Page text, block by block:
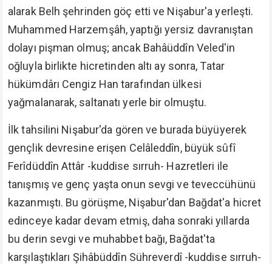
alarak Belh şehrinden göç etti ve Nişabur'a yerleşti.
Muhammed Harzemşâh, yaptığı yersiz davranıştan
dolayı pişman olmuş; ancak Bahâüddîn Veled'in
oğluyla birlikte hicretinden altı ay sonra, Tatar
hükümdârı Cengiz Han tarafından ülkesi
yağmalanarak, saltanatı yerle bir olmuştu.
İlk tahsilini Nişabur'da gören ve burada büyüyerek
gençlik devresine erişen Celâleddîn, büyük sûfî
Ferîdüddîn Attâr -kuddise sırruh- Hazretleri ile
tanışmış ve genç yaşta onun sevgi ve teveccühünü
kazanmıştı. Bu görüşme, Nişabur'dan Bağdat'a hicret
edinceye kadar devam etmiş, daha sonraki yıllarda
bu derin sevgi ve muhabbet bağı, Bağdat'ta
karşılaştıkları Şihâbüddîn Sühreverdî -kuddise sırruh-